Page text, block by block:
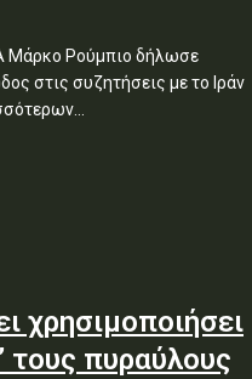
Μάρκο Ρούμπιο δήλωσε
στις συζητήσεις με το Ιράν
χρησιμοποιήσει
τους πυραύλους